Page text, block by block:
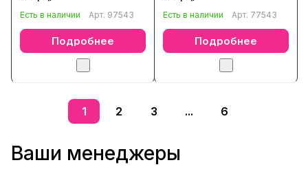
Есть в наличии Арт. 97543
Подробнее
Есть в наличии Арт. 77543
Подробнее
1 2 3 ... 6
Ваши менеджеры